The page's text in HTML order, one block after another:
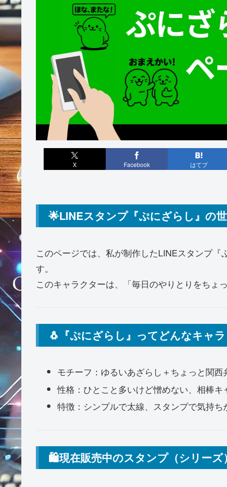
X Facebook はてブ
🌟LINEスタンプ『ぷにざらし』の
このページでは、私が制作したLINEスタンプ
す。
このキャラクターは、「毎日のやりとりをちょ
🐧『ぷにざらし』ってどんなキャラ
モチーフ：ゆるいあざらし＋ちょっと関西
性格：ひとこと多いけど憎めない、相棒キ
特徴：シンプルで太線、スタンプで気持ち
🛍現在販売中のスタンプ（シリーズ）